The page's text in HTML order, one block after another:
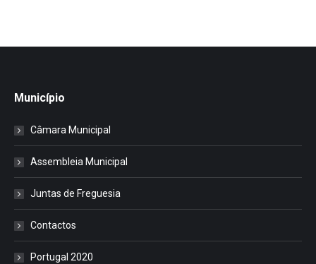
Município
Câmara Municipal
Assembleia Municipal
Juntas de Freguesia
Contactos
Portugal 2020